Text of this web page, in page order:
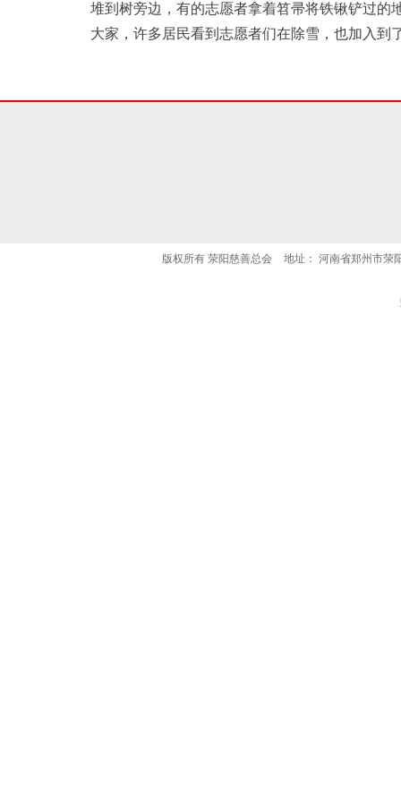
堆到树旁边，有的志愿者拿着笤帚将铁锹铲过的
大家，许多居民看到志愿者们在除雪，也加入到
版权所有 荥阳慈善总会 地址： 河南省郑州市荥